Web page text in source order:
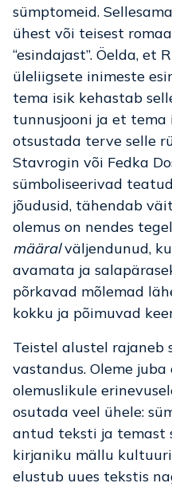
sümptomeid.
ühest või teisest
“esindajast”. Öelda, et
üleliigsete inimeste
tema isik kehastab
tunnusjooni ja et tema
otsustada terve selle
Stavrogin või Fedka
sümboliseerivad
jõudusid, tähendab
olemus on nendes
määralväljendunud,
avamata ja
põrkavad mõlemad
kokku ja põimuvad
Teistel alustel rajaneb
vastandus. Oleme
olemuslikule
osutada veel ühele:
antud teksti ja temast
kirjaniku mällu
elustub uues tekstis